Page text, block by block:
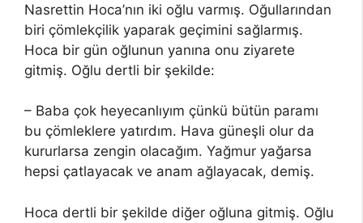
Nasrettin Hoca’nın iki oğlu varmış. Oğullarından
biri çömlekçilik yaparak geçimini sağlarmış.
Hoca bir gün oğlunun yanına onu ziyarete
gitmiş. Oğlu dertli bir şekilde:
– Baba çok heyecanlıyım çünkü bütün paramı
bu çömleklere yatırdım. Hava güneşli olur da
kururlarsa zengin olacağım. Yağmur yağarsa
hepsi çatlayacak ve anam ağlayacak, demiş.
Hoca dertli bir şekilde diğer oğluna gitmiş. Oğlu